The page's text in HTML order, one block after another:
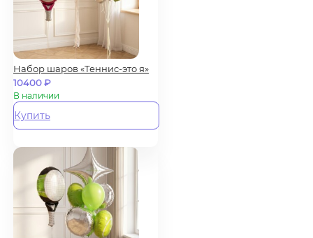
Набор шаров «Теннис-это я»
10400₽
В наличии
Купить